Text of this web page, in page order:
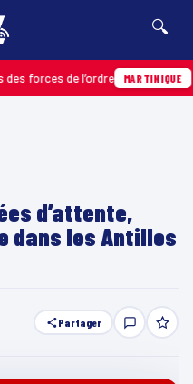
🔍
de l’ordre MARTINIQUE 04/
d’attente,
dans les Antilles
Partager